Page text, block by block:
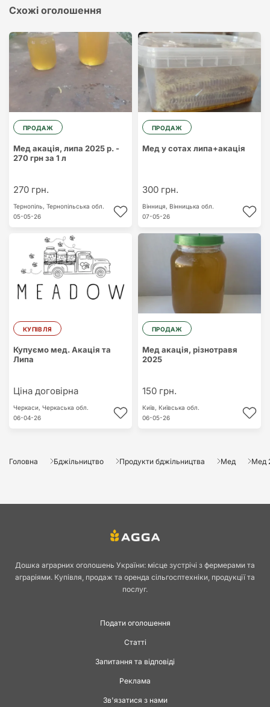
Схожі оголошення
ПРОДАЖ
Мед акація, липа 2025 р. -
270 грн за 1 л
270 грн.
Тернопіль, Тернопільська обл.
05-05-26
ПРОДАЖ
Мед у сотах липа+акація
300 грн.
Вінниця, Вінницька обл.
07-05-26
КУПІВЛЯ
Купуємо мед. Акація та
Липа
Ціна договірна
Черкаси, Черкаська обл.
06-04-26
ПРОДАЖ
Мед акація, різнотравя
2025
150 грн.
Київ, Київська обл.
06-05-26
Головна Бджільництво Продукти бджільництва Мед Мед
Дошка аграрних оголошень України: місце зустрічі з фермерами та
аграріями. Купівля, продаж та оренда сільгосптехніки, продукції та
послуг.
Подати оголошення
Статті
Запитання та відповіді
Реклама
Зв'язатися з нами